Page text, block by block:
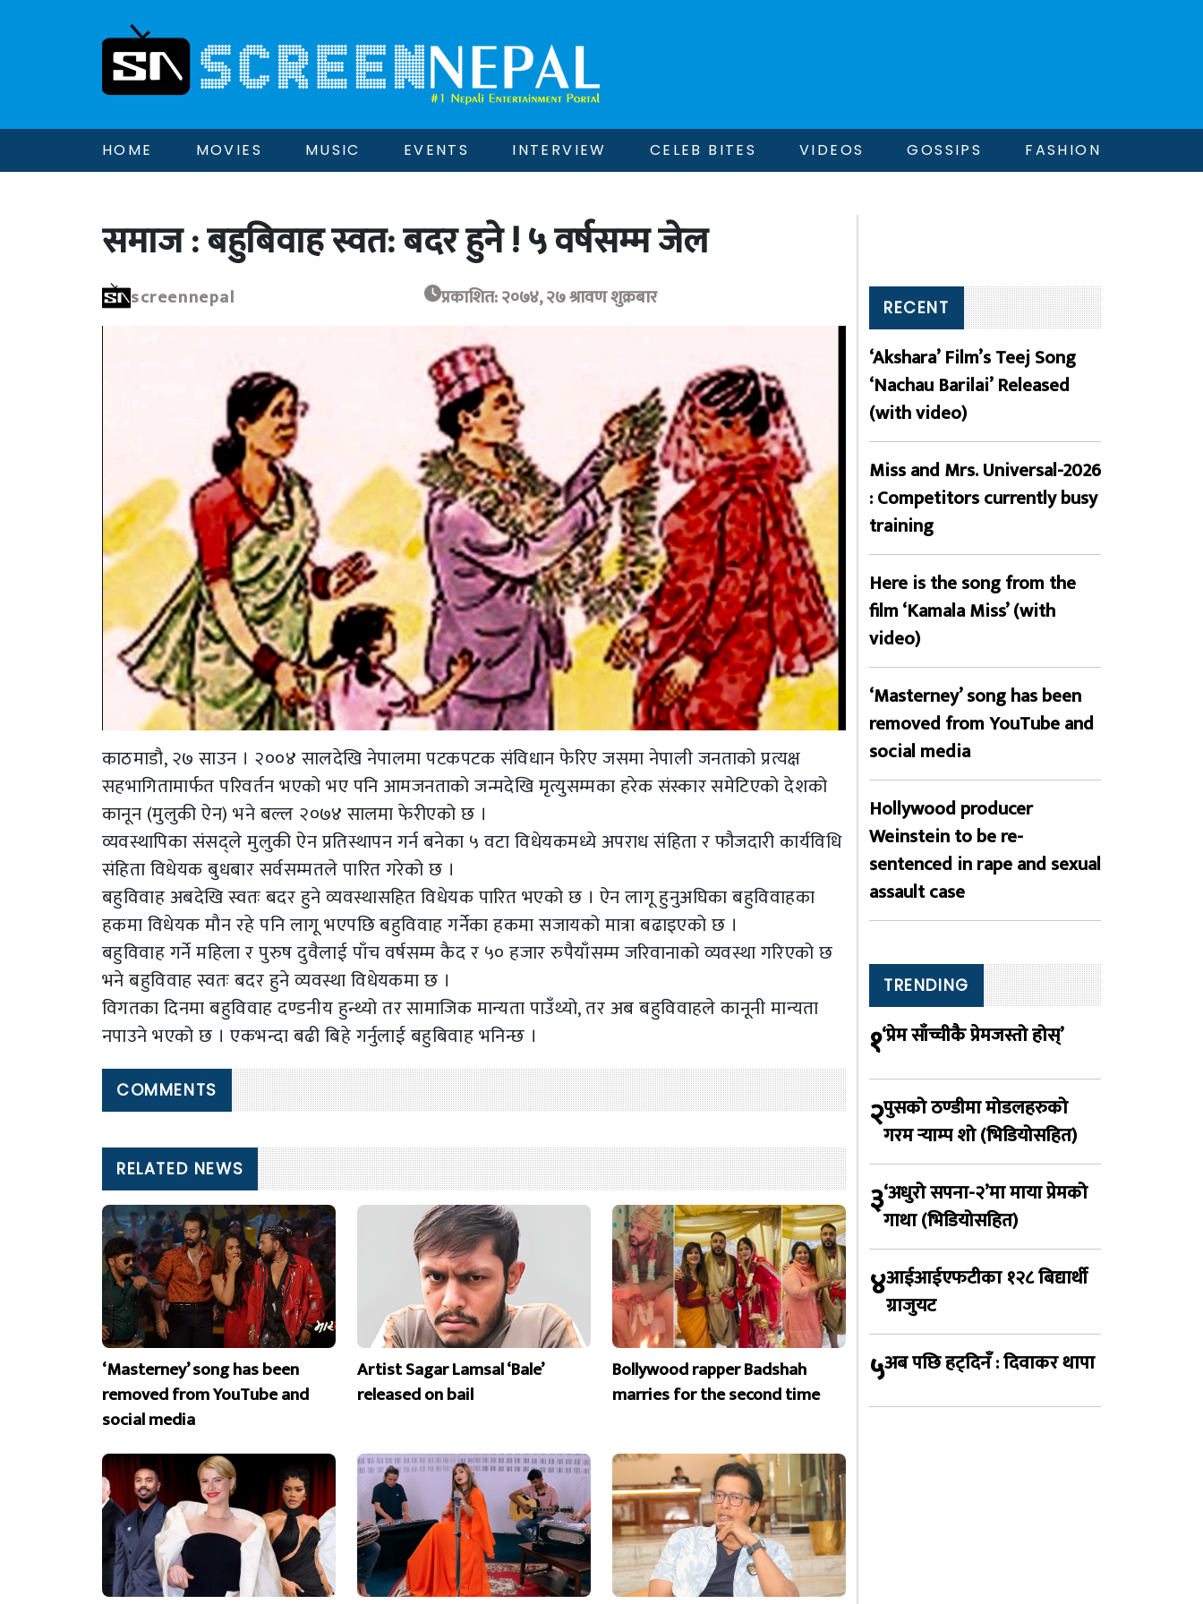
HOME MOVIES MUSIC EVENTS INTERVIEW CELEB BITES VIDEOS GOSSIPS FASHION
समाज : बहुबिवाह स्वत: बदर हुने ! ५ वर्षसम्म जेल
screennepal प्रकाशित: २०७४, २७ श्रावण शुक्रबार
काठमाडौ, २७ साउन । २००४ सालदेखि नेपालमा पटकपटक संविधान फेरिए जसमा नेपाली जनताको प्रत्यक्ष
सहभागितामार्फत परिवर्तन भएको भए पनि आमजनताको जन्मदेखि मृत्युसम्मका हरेक संस्कार समेटिएको देशको
कानून (मुलुकी ऐन) भने बल्ल २०७४ सालमा फेरीएको छ ।
व्यवस्थापिका संसद्ले मुलुकी ऐन प्रतिस्थापन गर्न बनेका ५ वटा विधेयकमध्ये अपराध संहिता र फौजदारी कार्यविधि
संहिता विधेयक बुधबार सर्वसम्मतले पारित गरेको छ ।
बहुविवाह अबदेखि स्वतः बदर हुने व्यवस्थासहित विधेयक पारित भएको छ । ऐन लागू हुनुअघिका बहुविवाहका
हकमा विधेयक मौन रहे पनि लागू भएपछि बहुविवाह गर्नेका हकमा सजायको मात्रा बढाइएको छ ।
बहुविवाह गर्ने महिला र पुरुष दुवैलाई पाँच वर्षसम्म कैद र ५० हजार रुपैयाँसम्म जरिवानाको व्यवस्था गरिएको छ
भने बहुविवाह स्वतः बदर हुने व्यवस्था विधेयकमा छ ।
विगतका दिनमा बहुविवाह दण्डनीय हुन्थ्यो तर सामाजिक मान्यता पाउँथ्यो, तर अब बहुविवाहले कानूनी मान्यता
नपाउने भएको छ । एकभन्दा बढी बिहे गर्नुलाई बहुबिवाह भनिन्छ ।
COMMENTS
RELATED NEWS
‘Masterney’ song has been
removed from YouTube and
social media
Artist Sagar Lamsal ‘Bale’
released on bail
Bollywood rapper Badshah
marries for the second time
RECENT
‘Akshara’ Film’s Teej Song
‘Nachau Barilai’ Released
(with video)
Miss and Mrs. Universal-2026
: Competitors currently busy
training
Here is the song from the
film ‘Kamala Miss’ (with
video)
‘Masterney’ song has been
removed from YouTube and
social media
Hollywood producer
Weinstein to be re-
sentenced in rape and sexual
assault case
TRENDING
१‘प्रेम साँच्चीकै प्रेमजस्तो होस्’
२पुसको ठण्डीमा मोडलहरुको
गरम र्‍याम्प शो (भिडियोसहित)
३‘अधुरो सपना-२’मा माया प्रेमको
गाथा (भिडियोसहित)
४आईआईएफटीका १२८ बिद्यार्थी
ग्राजुयट
५अब पछि हट्दिनँ : दिवाकर थापा